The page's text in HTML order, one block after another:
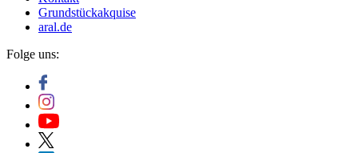
Grundstückakquise
aral.de
Folge uns: